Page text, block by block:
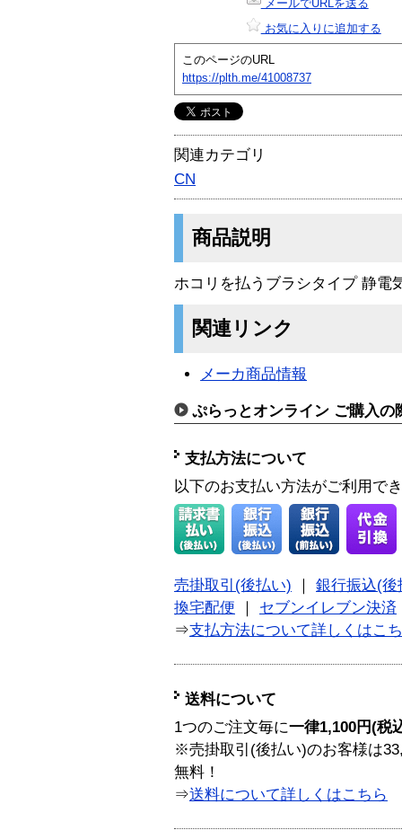
メールでURLを送る
お気に入りに追加する
このページのURL
https://plth.me/41008737
関連カテゴリ
CN
商品説明
ホコリを払うブラシタイプ 静電
関連リンク
メーカ商品情報
ぷらっとオンライン ご購入の
支払方法について
以下のお支払い方法がご利用で
売掛取引(後払い)
銀行振込(後
換宅配便
セブンイレブン決済
⇒支払方法について詳しくはこ
送料について
1つのご注文毎に一律1,100円(税
※売掛取引(後払い)のお客様は
無料！
⇒送料について詳しくはこちら